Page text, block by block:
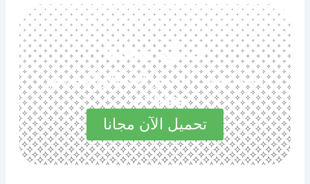
حمل مجانا
استكشف المميزات الرائعة في
مجاناً الآن
تحميل الآن مجانا